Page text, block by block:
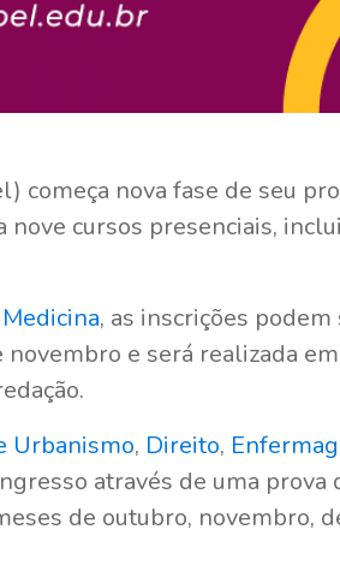
começa nova fase de seu
nove cursos presenciais,
Medicina, as inscrições
e será realizada
Urbanismo, Direito,
através de uma prova
de outubro, novembro,